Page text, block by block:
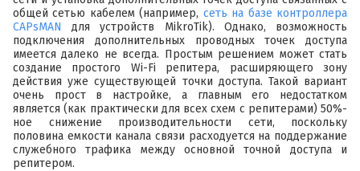
общей сетью кабелем (например, сеть на базе контроллера
CAPsMAN
для устройств MikroTik). Однако, возможность
подключения дополнительных проводных точек доступа
имеется далеко не всегда. Простым решением может стать
создание простого Wi-Fi репитера, расширяющего зону
действия уже существующей точки доступа. Такой вариант
очень прост в настройке, а главным его недостатком
является (как практически для всех схем с репитерами) 50%-
ное снижение производительности сети, поскольку
половина емкости канала связи расходуется на поддержание
служебного трафика между основной точной доступа и
репитером.